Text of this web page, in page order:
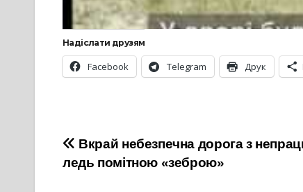
Надіслати друзям
Facebook Telegram Друк
Навігація
записів
Вкрай небезпечна дорога з
ледь помітною «зеброю»